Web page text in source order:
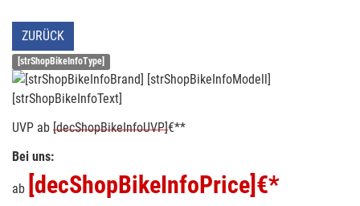
ZURÜCK
[strShopBikeInfoType]
[strShopBikeInfoText]
UVP ab [decShopBikeInfoUVP]€**
Bei uns:
ab [decShopBikeInfoPrice] €*